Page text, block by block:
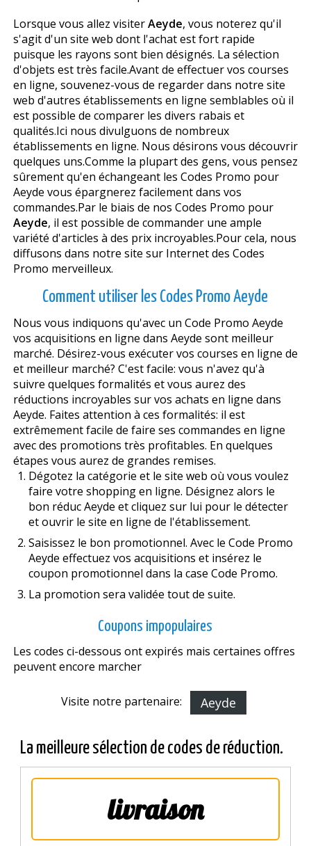
Lorsque vous allez visiterAeyde, vous noterez qu'il
s'agit d'un site web dont l'achat est fort rapide
puisque les rayons sont bien désignés. La sélection
d'objets est très facile.Avant de effectuer vos courses
en ligne, souvenez-vous de regarder dans notre site
web d'autres établissements en ligne semblables où il
est possible de comparer les divers rabais et
qualités.Ici nous divulguons de nombreux
établissements en ligne. Nous désirons vous découvrir
quelques uns.Comme la plupart des gens, vous pensez
sûrement qu'en échangeant les Codes Promo pour
Aeyde vous épargnerez facilement dans vos
commandes.Par le biais de nos Codes Promo pour
Aeyde, il est possible de commander une ample
variété d'articles à des prix incroyables.Pour cela, nous
diffusons dans notre site sur Internet des Codes
Promo merveilleux.
Comment utiliser les Codes Promo Aeyde
Nous vous indiquons qu'avec un Code Promo Aeyde
vos acquisitions en ligne dans Aeyde sont meilleur
marché. Désirez-vous exécuter vos courses en ligne de
et meilleur marché? C'est facile: vous n'avez qu'à
suivre quelques formalités et vous aurez des
réductions incroyables sur vos achats en ligne dans
Aeyde. Faites attention à ces formalités: il est
extrêmement facile de faire ses commandes en ligne
avec des promotions très profitables. En quelques
étapes vous aurez de grandes remises.
Dégotez la catégorie et le site web où vous voulez
faire votre shopping en ligne. Désignez alors le
bon réduc Aeyde et cliquez sur lui pour le détecter
et ouvrir le site en ligne de l'établissement.
Saisissez le bon promotionnel. Avec le Code Promo
Aeyde effectuez vos acquisitions et insérez le
coupon promotionnel dans la case Code Promo.
La promotion sera validée tout de suite.
Coupons impopulaires
Les codes ci-dessous ont expirés mais certaines offres
peuvent encore marcher
Visite notre partenaire: Aeyde
La meilleure sélection de codes de réduction.
livraison